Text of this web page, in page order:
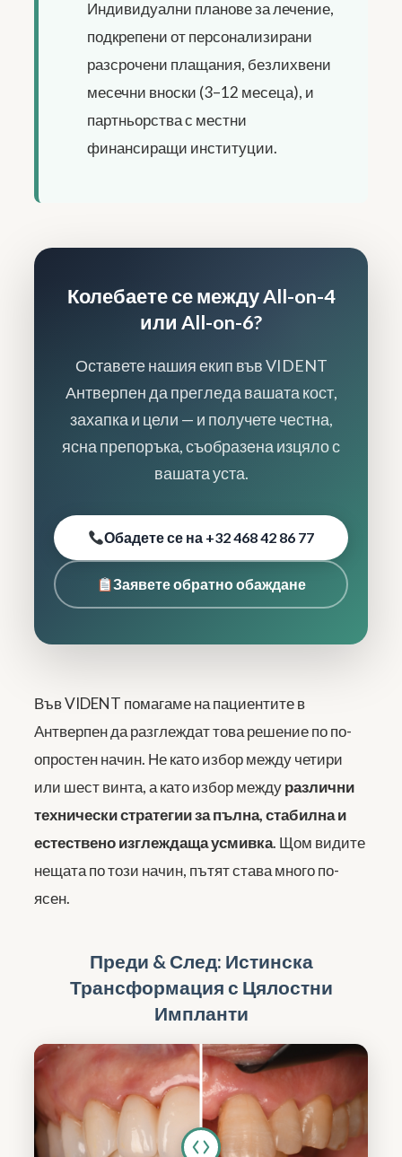
Индивидуални планове за лечение,
подкрепени от персонализирани
разсрочени плащания, безлихвени
месечни вноски (3–12 месеца), и
партньорства с местни
финансиращи институции.
Колебаете се между All-on-4
или All-on-6?
Оставете нашия екип във VIDENT
Антверпен да прегледа вашата кост,
захапка и цели — и получете честна,
ясна препоръка, съобразена изцяло с
вашата уста.
Обадете се на +32 468 42 86 77
Заявете обратно обаждане
Във VIDENT помагаме на пациентите в
Антверпен да разглеждат това решение по по-
опростен начин. Не като избор между четири
или шест винта, а като избор междуразлични
технически стратегии за пълна, стабилна и
естествено изглеждаща усмивка. Щом видите
нещата по този начин, пътят става много по-
ясен.
Преди & След: Истинска
Трансформация с Цялостни
Импланти